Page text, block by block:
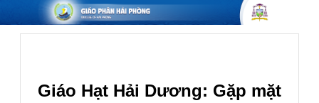
Giáo Hạt Hải Dương: Gặp mặt